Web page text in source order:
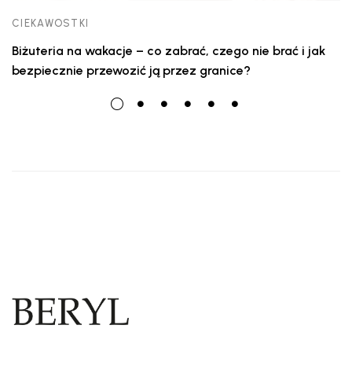
CIEKAWOSTKI
Biżuteria na wakacje – co zabrać, czego nie brać i jak
bezpiecznie przewozić ją przez granice?